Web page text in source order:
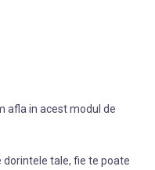
afla in acest modul de
dorintele tale, fie te poate